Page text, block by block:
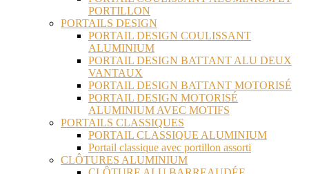
PORTILLON
PORTAILS DESIGN
PORTAIL DESIGN COULISSANT
ALUMINIUM
PORTAIL DESIGN BATTANT ALU DEUX
VANTAUX
PORTAIL DESIGN BATTANT MOTORISÉ
PORTAIL DESIGN MOTORISÉ
ALUMINIUM AVEC MOTIFS
PORTAILS CLASSIQUES
PORTAIL CLASSIQUE ALUMINIUM
Portail classique avec portillon assorti
CLÔTURES ALUMINIUM